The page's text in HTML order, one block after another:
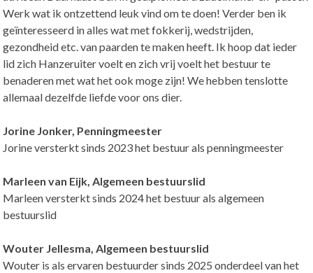
Werk wat ik ontzettend leuk vind om te doen! Verder ben ik
geïnteresseerd in alles wat met fokkerij, wedstrijden,
gezondheid etc. van paarden te maken heeft. Ik hoop dat ieder
lid zich Hanzeruiter voelt en zich vrij voelt het bestuur te
benaderen met wat het ook moge zijn! We hebben tenslotte
allemaal dezelfde liefde voor ons dier.
Jorine Jonker, Penningmeester
Jorine versterkt sinds 2023 het bestuur als penningmeester
Marleen van Eijk, Algemeen bestuurslid
Marleen versterkt sinds 2024 het bestuur als algemeen
bestuurslid
Wouter Jellesma, Algemeen bestuurslid
Wouter is als ervaren bestuurder sinds 2025 onderdeel van het